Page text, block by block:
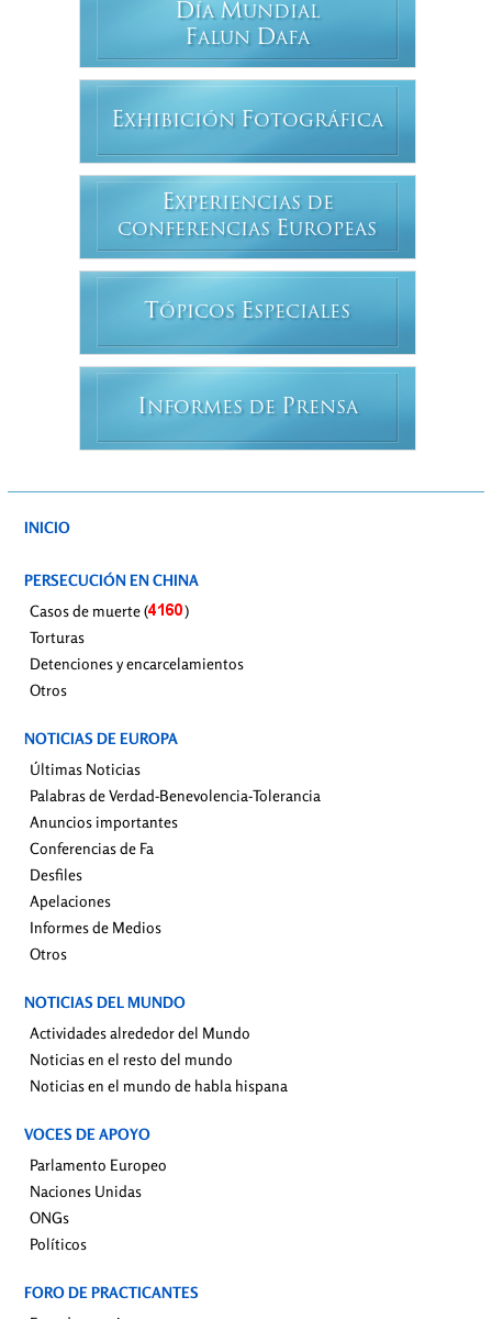
DÍA MUNDIAL
FALUN DAFA
EXHIBICIÓN FOTOGRÁFICA
EXPERIENCIAS DE
CONFERENCIAS EUROPEAS
T ÓPICOS ESPECIALES
INFORMES DE PRENSA
INICIO
PERSECUCIÓN EN CHINA
Casos de muerte (
)
Torturas
Detenciones y encarcelamientos
Otros
NOTICIAS DE EUROPA
Últimas Noticias
Palabras de Verdad-Benevolencia-Tolerancia
Anuncios importantes
Conferencias de Fa
Desfiles
Apelaciones
Informes de Medios
Otros
NOTICIAS DEL MUNDO
Actividades alrededor del Mundo
Noticias en el resto del mundo
Noticias en el mundo de habla hispana
VOCES DE APOYO
Parlamento Europeo
Naciones Unidas
ONGs
Políticos
FORO DE PRACTICANTES